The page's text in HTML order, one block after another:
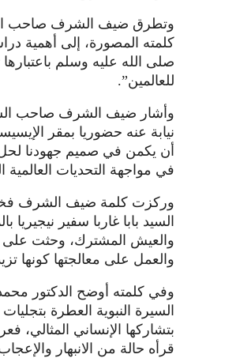
وتطرق ضيف الشرف صاحب
كلمته المصورة، إلى أهمية
صلى الله عليه وسلم
للعالمين”.
وأشار ضيف الشرف صاحب السمو
نيابة عنه حضوريا بمقر
أن يكمن في صميم جهودنا لحل
في مواجهة التحديات العالمية
وركزت كلمة ضيف الشرف فخامة
السيد بابا غاربا سفير
والعيش المشترك، وحثت على
والعمل على معالجتها كونها
وفي كلمته أوضح الدكتور
السيرة النبوية العطرة
بتشاركها الإنساني
قرأه حالة من الانبهار